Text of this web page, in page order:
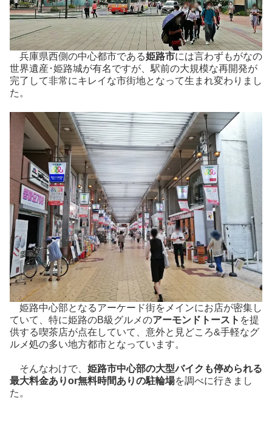
兵庫県西側の中心都市である姫路市には言わずもがなの
世界遺産･姫路城が有名ですが、駅前の大規模な再開発が
完了して非常にキレイな市街地となって生まれ変わりまし
た。
姫路中心部となるアーケード街をメインにお店が密集し
ていて、特に姫路のB級グルメのアーモンドトースト を提
供する喫茶店が点在していて、意外と見どころ&手軽なグ
ルメ処の多い地方都市となっています。
そんなわけで、 姫路市中心部の大型バイクも停められる
最大料金ありor無料時間ありの駐輪場を調べに行きまし
た。